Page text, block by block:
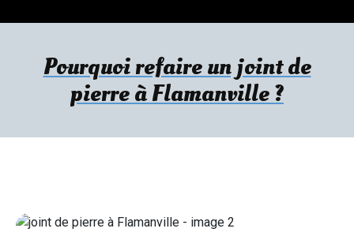
Pourquoi refaire un joint de
pierre à Flamanville ?